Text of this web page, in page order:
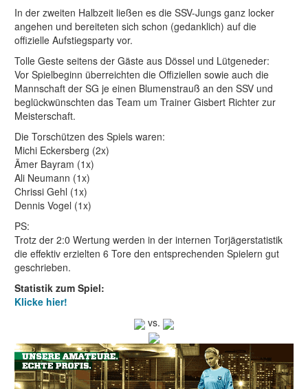
In der zweiten Halbzeit ließen es die SSV-Jungs ganz locker
angehen und bereiteten sich schon (gedanklich) auf die
offizielle Aufstiegsparty vor.
Tolle Geste seitens der Gäste aus Dössel und Lütgeneder:
Vor Spielbeginn überreichten die Offiziellen sowie auch die
Mannschaft der SG je einen Blumenstrauß an den SSV und
beglückwünschten das Team um Trainer Gisbert Richter zur
Meisterschaft.
Die Torschützen des Spiels waren:
Michi Eckersberg (2x)
Ãmer Bayram (1x)
Ali Neumann (1x)
Chrissi Gehl (1x)
Dennis Vogel (1x)
PS:
Trotz der 2:0 Wertung werden in der internen Torjägerstatistik
die effektiv erzielten 6 Tore den entsprechenden Spielern gut
geschrieben.
Statistik zum Spiel:
Klicke hier!
vs.